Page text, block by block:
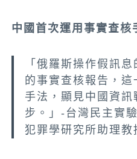
中國首次運用事實查核
「俄羅斯操作假訊
的事實查核報告，
手法，顯見中國資
步。」-台灣民主實
犯罪學研究所助理教